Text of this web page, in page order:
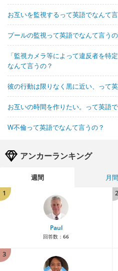
お互いを監視するって英語でなんて
プールの監視って英語でなんて言う
「監視カメラ等によって違反者を特
なんて言うの？
彼の行動は限りなく黒に近い、って
お互いの時間を作りたい。って英語
W不倫って英語でなんて言うの？
アンカーランキング
週間 月間
1
Paul
回答数： 66
2
3